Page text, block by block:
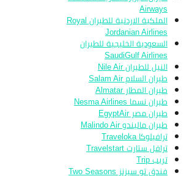
Airways
الملكية الاردنية للطيران Royal
Jordanian Airlines
السعودية الخليجية للطيران
SaudiGulf Airlines
النيل للطيران Nile Air
طيران السلام Salam Air
طيران المطار Almatar
طيران نسما Nesma Airlines
طيران مصر EgyptAir
طيران ماليندو Malindo Air
ترافيلوكا Traveloka
ترافل ستارت Travelstart
تريب Trip
فندق تو سيزنز Two Seasons